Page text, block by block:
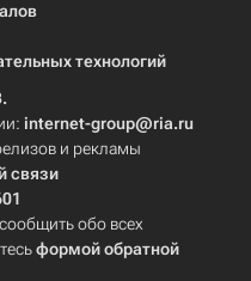
технологий
internet-group@ria.ru
и рекламы
связи
обо всех
формой обратной